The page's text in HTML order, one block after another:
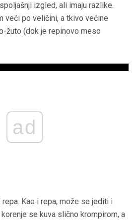
izgled, ali imaju razlike.
veći po veličini, a tkivo većine
žuto (dok je repinovo meso
ad
Kao i repa, može se jediti i
se kuva slično krompirom, a